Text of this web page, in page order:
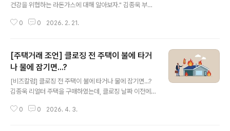
건강을 위협하는 라돈가스에 대해 알아보자." 김종욱 부동
ale 주택의 계약서에는 UFFI (Urea Formaldehyde Fo
중반부터 알려지기 시작한 라돈(Radon) 가스에 대한 언급
은 계약서 어디에도 찾아볼 수 없다. 그렇다면 라돈 가스는
무엇인지, 우리의 주거환경 속에서 건강에 악영향을 끼치
는 다른 독성물질들과 함께 비교해본다. ● UFFI(Urea Fo
rmaldehyde F..
0 0 2026. 2. 21.
[주택거래 조언] 클로징 전 주택이 불에 타거
나 물에 잠기면...?
[비즈칼럼] 클로징 전 주택이 불에 타거나 물에 잠기면...?
김종욱 리얼터 주택을 구매하였는데, 클로징 날짜 이전에
을 경우, Buyer 가 선택할 수 있는 옵션은 다음 2가지 이
0 0 2026. 4. 3.